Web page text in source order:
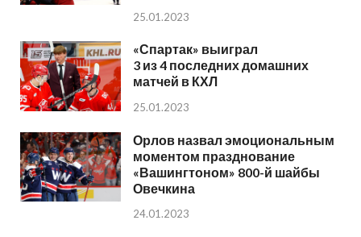
25.01.2023
«Спартак» выиграл
3 из 4 последних домашних
матчей в КХЛ
25.01.2023
Орлов назвал эмоциональным
моментом празднование
«Вашингтоном» 800-й шайбы
Овечкина
24.01.2023